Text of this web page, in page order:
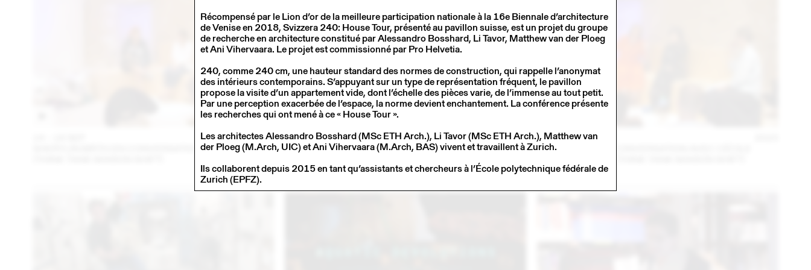
SHERYLIN BIRTH EN CONVERSATION AVEC EN VRAC
2023
LARMA STUDIO EN CONVERSATION AVEC
EMMANUELLE KHANH (THINK TANK MAISON SHIFT)
14 – 16 SEP 2023
MARA DANZ EN CONVERSATION AVEC CÉCILE
14 – 16 SEP
Récompensé par le Lion d’or de la meilleure participation nationale à la 16e Biennale d’architecture
de Venise en 2018, Svizzera 240: House Tour, présenté au pavillon suisse, est un projet du groupe
de recherche en architecture constitué par Alessandro Bosshard, Li Tavor, Matthew van der Ploeg
et Ani Vihervaara. Le projet est commissionné par Pro Helvetia.
240, comme 240 cm, une hauteur standard des normes de construction, qui rappelle l’anonymat
des intérieurs contemporains. S’appuyant sur un type de représentation fréquent, le pavillon
propose la visite d’un appartement vide, dont l’échelle des pièces varie, de l’immense au tout petit.
Par une perception exacerbée de l’espace, la norme devient enchantement. La conférence présente
les recherches qui ont mené à ce « House Tour ».
Les architectes Alessandro Bosshard (MSc ETH Arch.), Li Tavor (MSc ETH Arch.), Matthew van
der Ploeg (M.Arch, UIC) et Ani Vihervaara (M.Arch, BAS) vivent et travaillent à Zurich.
Ils collaborent depuis 2015 en tant qu’assistants et chercheurs à l’École polytechnique fédérale de
Zurich (EPFZ).